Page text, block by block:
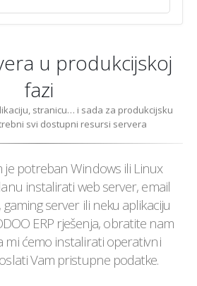
u produkcijskoj
fazi
stranicu… i sada za produkcijsku
svi dostupni resursi servera
je potreban Windows ili Linux
instalirati web server, email
server ili neku aplikaciju
ERP rješenja, obratite nam
mi ćemo instalirati operativni
Vam pristupne podatke.